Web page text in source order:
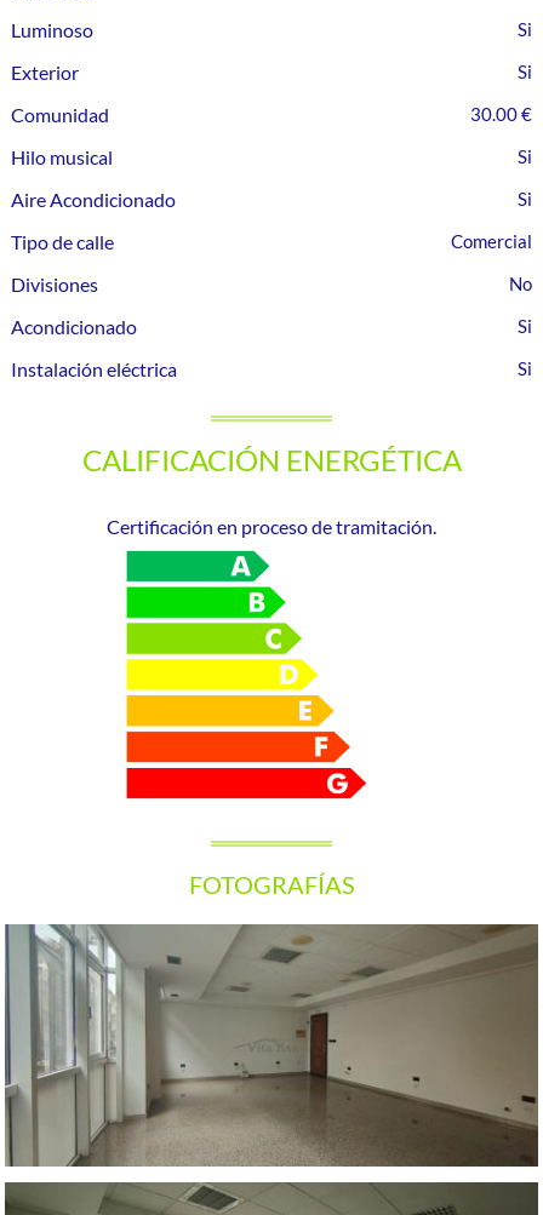
Luminoso
Exterior
Comunidad
30.00 €
Hilo musical
Aire Acondicionado
Tipo de calle
Comercial
Divisiones
Acondicionado
Instalación eléctrica
CALIFICACIÓN ENERGÉTICA
Certificación en proceso de tramitación.
FOTOGRAFÍAS